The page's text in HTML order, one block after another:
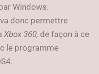
Windows.
va donc permettre
Xbox 360, de façon à ce
le programme